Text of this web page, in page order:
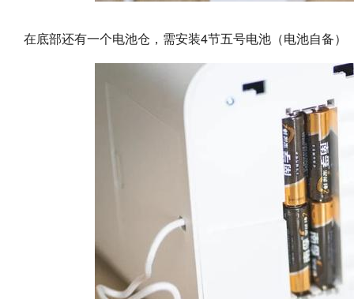
在底部还有一个电池仓，需安装4节五号电池（电池自备）